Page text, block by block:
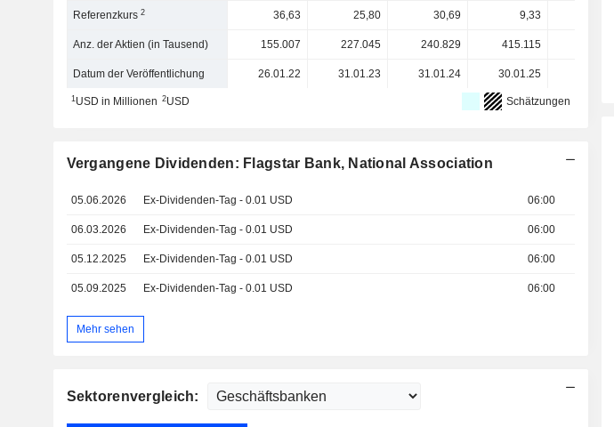
Referenzkurs2 36,63 25,80 30,69 9,33
Anz. der Aktien (in Tausend) 155.007 227.045 240.829 415.115
Datum der Veröffentlichung 26.01.22 31.01.23 31.01.24 30.01.25
1USD in Millionen 2USD Schätzungen
Vergangene Dividenden: Flagstar Bank, National Association
05.06.2026 Ex-Dividenden-Tag - 0.01 USD 06:00
06.03.2026 Ex-Dividenden-Tag - 0.01 USD 06:00
05.12.2025 Ex-Dividenden-Tag - 0.01 USD 06:00
05.09.2025 Ex-Dividenden-Tag - 0.01 USD 06:00
Mehr sehen
Sektorenvergleich: